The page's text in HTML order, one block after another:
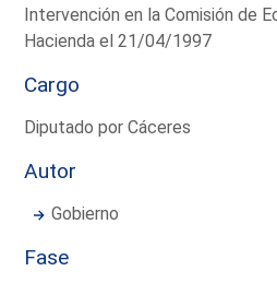
Intervención en la Comisión de
Hacienda el 21/04/1997
Cargo
Diputado por Cáceres
Autor
Gobierno
Fase